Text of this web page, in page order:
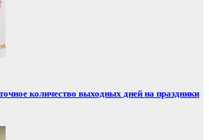
количество выходных дней на праздники